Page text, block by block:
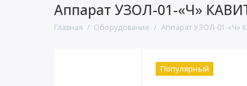
Аппарат УЗОЛ-01-«Ч»
Главная Оборудование Аппарат УЗОЛ-01-«Ч»
Популярный